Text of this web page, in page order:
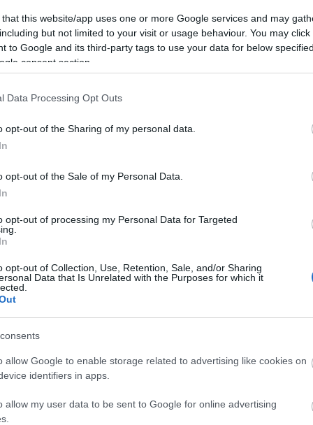
that this website/app uses one or more Google services and may
but not limited to your visit or usage behaviour. You may
to Google and its third-party tags to use your data for below
consent section.
Data Processing Opt Outs
opt-out of the Sharing of my personal data.
opt-out of the Sale of my Personal Data.
opt-out of processing my Personal Data for Targeted
opt-out of Collection, Use, Retention, Sale, and/or Sharing
Data that Is Unrelated with the Purposes for which it
allow Google to enable storage related to advertising like cookies on
identifiers in apps.
allow my user data to be sent to Google for online advertising